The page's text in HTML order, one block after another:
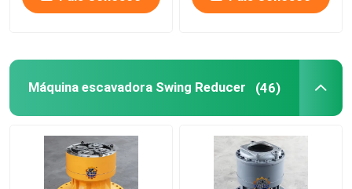
Máquina escavadora Swing Reducer (46)